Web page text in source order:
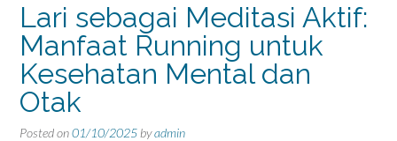
Lari sebagai Meditasi Aktif:
Manfaat Running untuk
Kesehatan Mental dan
Otak
Posted on01/10/2025 byadmin